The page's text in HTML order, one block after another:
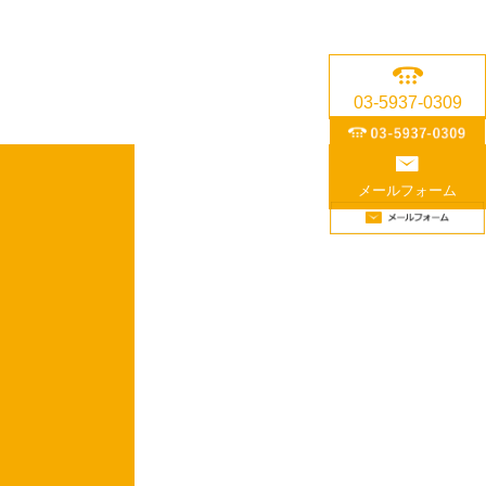
03-5937-0309
メールフォーム